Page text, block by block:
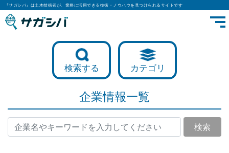
『サガシバ』は土木技術者が、業務に活用できる技術・ノウハウを見つけられるサイトです
検索する カテゴリ
企業情報一覧
検索